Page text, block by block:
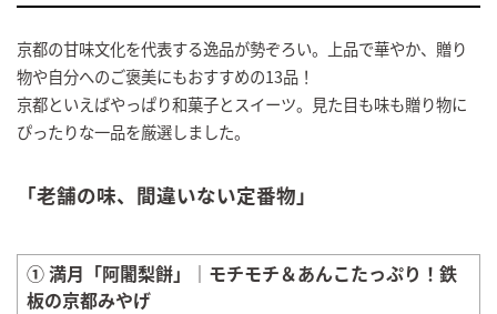
京都の甘味文化を代表する逸品が勢ぞろい。上品で華やか、贈り
物や自分へのご褒美にもおすすめの13品！
京都といえばやっぱり和菓子とスイーツ。見た目も味も贈り物に
ぴったりな一品を厳選しました。
「老舗の味、間違いない定番物」
① 満月「阿闍梨餅」｜モチモチ＆あんこたっぷり！鉄
板の京都みやげ